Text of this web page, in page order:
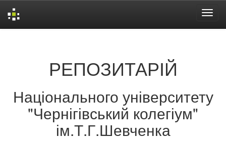
РЕПОЗИТАРІЙ
Національного університету
"Чернігівський колегіум"
ім.Т.Г.Шевченка